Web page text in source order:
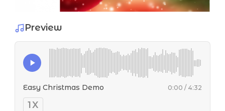
Preview
Easy Christmas Demo 0:00 / 4:32
1X